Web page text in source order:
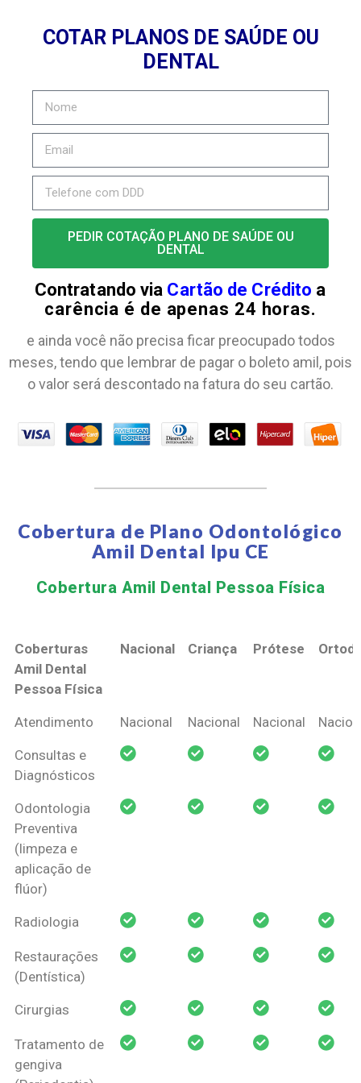
COTAR PLANOS DE SAÚDE OU
DENTAL
PEDIR COTAÇÃO PLANO DE SAÚDE OU
DENTAL
Contratando via Cartão de Crédito a
carência é de apenas 24 horas.
e ainda você não precisa ficar preocupado todos
meses, tendo que lembrar de pagar o boleto amil, pois
o valor será descontado na fatura do seu cartão.
Cobertura de Plano Odontológico
Amil Dental Ipu CE
Cobertura Amil Dental Pessoa Física​
Coberturas
Amil Dental
Pessoa Física
Nacional Criança Prótese
Coberturas
Pessoa Física
Nacional Criança Prótese
Atendimento Nacional Nacional Nacional
Consultas e
Diagnósticos
Odontologia
Preventiva
(limpeza e
aplicação de
flúor)
Radiologia
Restaurações
(Dentística)
Cirurgias
Tratamento de
gengiva